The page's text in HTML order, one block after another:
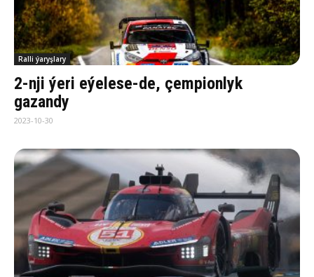
Ralli ýaryşlary
2-nji ýeri eýelese-de, çempionlyk
gazandy
2023-10-30